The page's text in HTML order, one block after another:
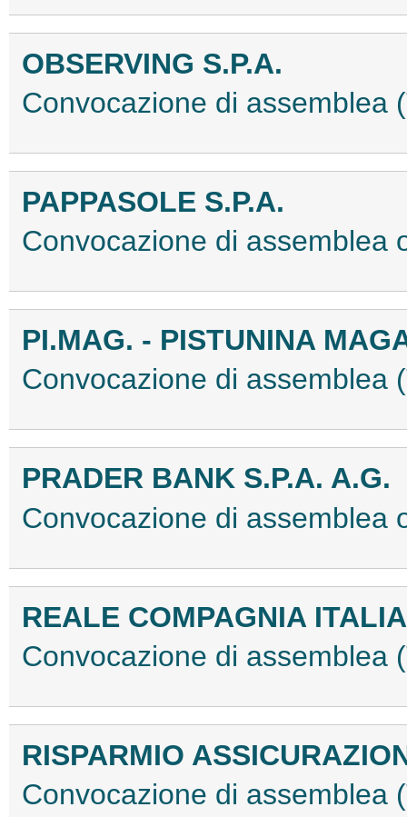
OBSERVING S.P.A.
Convocazione di assemblea
PAPPASOLE S.P.A.
Convocazione di assemblea
PI.MAG. - PISTUNINA
Convocazione di assemblea
PRADER BANK S.P.A. A.G.
Convocazione di assemblea
REALE COMPAGNIA
Convocazione di assemblea
RISPARMIO
Convocazione di assemblea